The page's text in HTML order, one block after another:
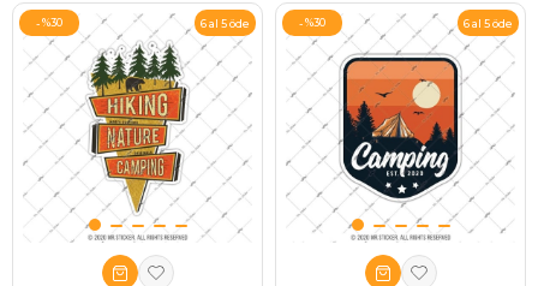
%30 6 al 5 öde %30 6 al 5 öde